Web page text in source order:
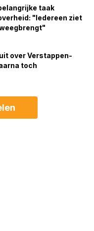
taak
"Iedereen ziet
over Verstappen-
toch